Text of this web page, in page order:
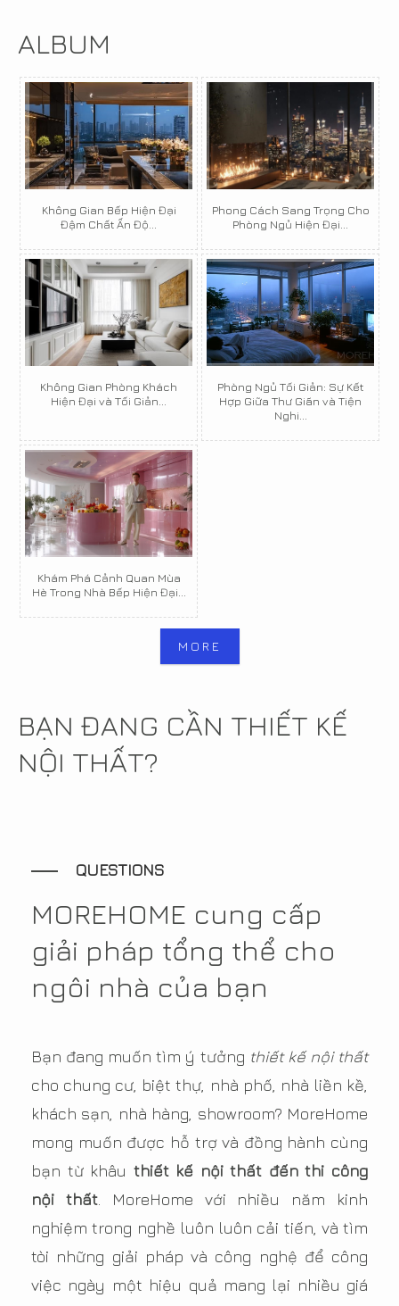
ALBUM
Không Gian Bếp Hiện Đại
Đậm Chất Ấn Độ...
Phong Cách Sang Trọng Cho
Phòng Ngủ Hiện Đại...
Không Gian Phòng Khách
Hiện Đại và Tối Giản...
Phòng Ngủ Tối Giản: Sự Kết
Hợp Giữa Thư Giãn và Tiện
Nghi...
Khám Phá Cảnh Quan Mùa
Hè Trong Nhà Bếp Hiện Đại...
MORE
BẠN ĐANG CẦN THIẾT KẾ
NỘI THẤT?
QUESTIONS
MOREHOME cung cấp
giải pháp tổng thể cho
ngôi nhà của bạn
Bạn đang muốn tìm ý tưởng thiết kế nội thất
cho chung cư, biệt thự, nhà phố, nhà liền kề,
khách sạn, nhà hàng, showroom? MoreHome
mong muốn được hỗ trợ và đồng hành cùng
bạn từ khâu thiết kế nội thất đến thi công
nội thất. MoreHome với nhiều năm kinh
nghiệm trong nghề luôn luôn cải tiến, và tìm
tòi những giải pháp và công nghệ để công
việc ngày một hiệu quả mang lại nhiều giá